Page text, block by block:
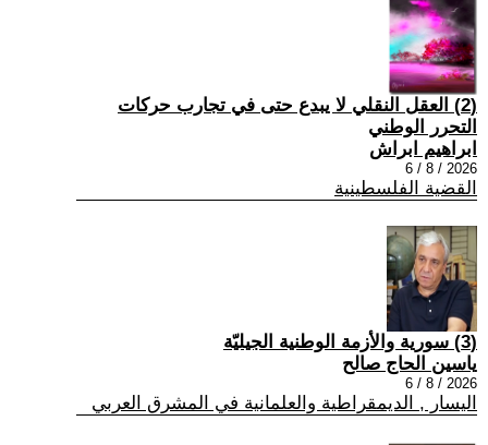
(2) العقل النقلي لا يبدع حتى في تجارب حركات
التحرر الوطني
ابراهيم ابراش
2026 / 8 / 6
القضية الفلسطينية
(3) سورية والأزمة الوطنية الجيليّة
ياسين الحاج صالح
2026 / 8 / 6
اليسار , الديمقراطية والعلمانية في المشرق العربي